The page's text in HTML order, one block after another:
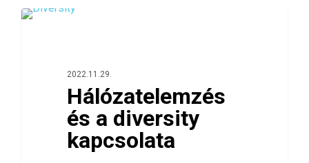
2022.11.29.
Hálózatelemzés
és a diversity
kapcsolata